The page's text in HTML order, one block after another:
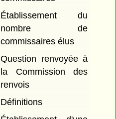
Établissement du
nombre de
commissaires élus
Question renvoyée à
la Commission des
renvois
Définitions